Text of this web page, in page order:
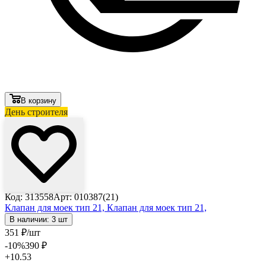
В корзину
День строителя
Код: 313558Арт: 010387(21)
Клапан для моек тип 21, Клапан для моек тип 21,
В наличии: 3 шт
351 ₽/шт
-10%390 ₽
+10.53